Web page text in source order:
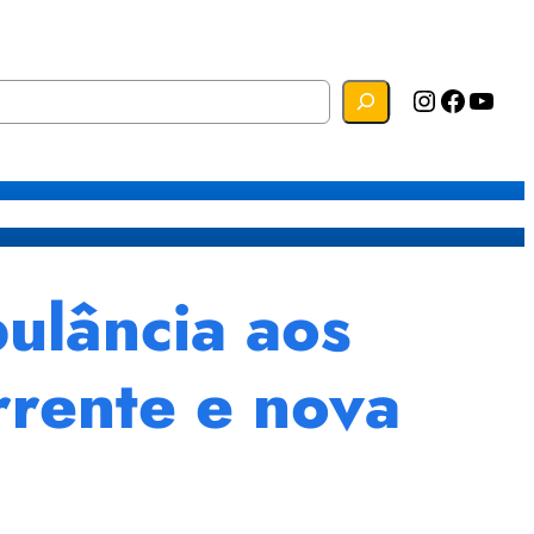
Instagram Facebook YouTube
aos
e nova